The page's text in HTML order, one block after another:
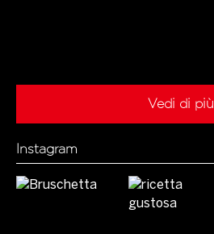
Vedi di più
Instagram